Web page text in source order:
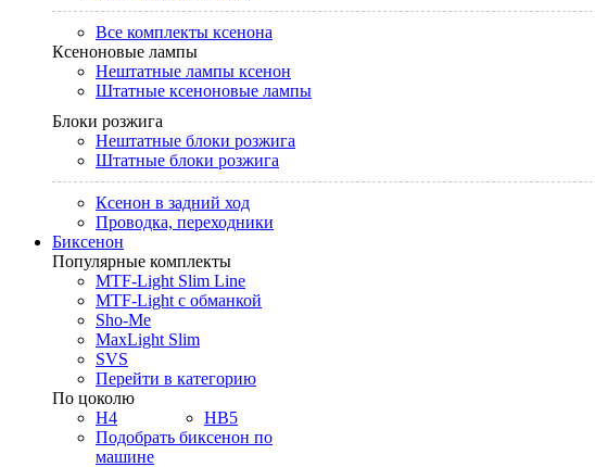
Все комплекты ксенона
Ксеноновые лампы
Нештатные лампы ксенон
Штатные ксеноновые лампы
Блоки розжига
Нештатные блоки розжига
Штатные блоки розжига
Ксенон в задний ход
Проводка, переходники
Биксенон
Популярные комплекты
MTF-Light Slim Line
MTF-Light с обманкой
Sho-Me
MaxLight Slim
SVS
Перейти в категорию
По цоколю
H4
HB5
Подобрать биксенон по
машине